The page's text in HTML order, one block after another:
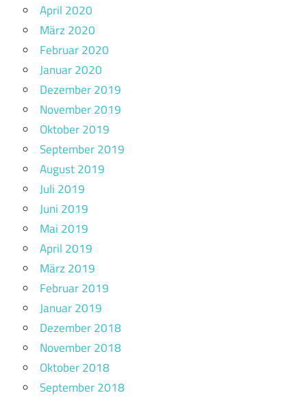
April 2020
März 2020
Februar 2020
Januar 2020
Dezember 2019
November 2019
Oktober 2019
September 2019
August 2019
Juli 2019
Juni 2019
Mai 2019
April 2019
März 2019
Februar 2019
Januar 2019
Dezember 2018
November 2018
Oktober 2018
September 2018